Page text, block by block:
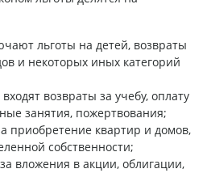
льготы на детей, возвраты
и некоторых иных категорий
возвраты за учебу, оплату
занятия, пожертвования;
приобретение квартир и домов,
собственности;
вложения в акции, облигации,